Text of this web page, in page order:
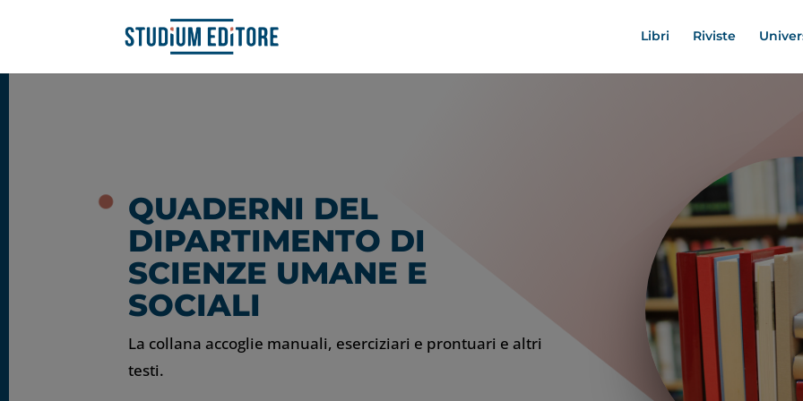
Libri Riviste
QUADERNI DEL
DIPARTIMENTO DI
SCIENZE UMANE E
SOCIALI
La collana accoglie manuali, eserciziari e prontuari e altri
testi.